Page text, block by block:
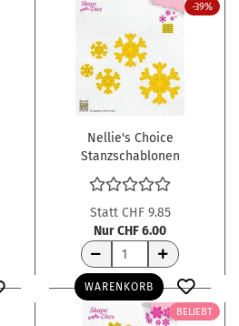
-39%
Nellie's Choice
Stanzschablonen
Schneeflocken
Snowflakes Shape Dies
Statt CHF 9.85
Nur CHF 6.00
WARENKORB
BELIEBT